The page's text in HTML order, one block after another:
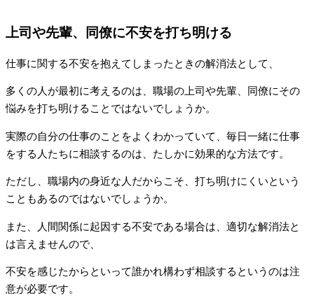
上司や先輩、同僚に不安を打ち明ける
仕事に関する不安を抱えてしまったときの解消法として、
多くの人が最初に考えるのは、職場の上司や先輩、同僚にその
悩みを打ち明けることではないでしょうか。
実際の自分の仕事のことをよくわかっていて、毎日一緒に仕事
をする人たちに相談するのは、たしかに効果的な方法です。
ただし、職場内の身近な人だからこそ、打ち明けにくいという
こともあるのではないでしょうか。
また、人間関係に起因する不安である場合は、適切な解消法と
は言えませんので、
不安を感じたからといって誰かれ構わず相談するというのは注
意が必要です。